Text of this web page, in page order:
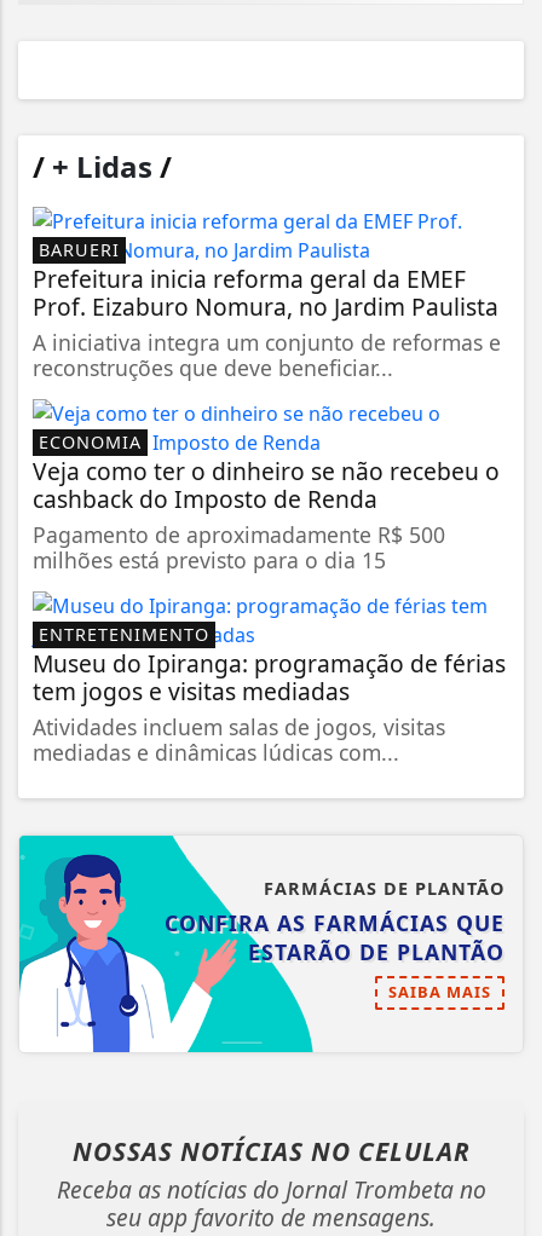
/ + Lidas /
BARUERI
Prefeitura inicia reforma geral da EMEF
Prof. Eizaburo Nomura, no Jardim Paulista
A iniciativa integra um conjunto de reformas e
reconstruções que deve beneficiar...
ECONOMIA
Veja como ter o dinheiro se não recebeu o
cashback do Imposto de Renda
Pagamento de aproximadamente R$ 500
milhões está previsto para o dia 15
ENTRETENIMENTO
Museu do Ipiranga: programação de férias
tem jogos e visitas mediadas
Atividades incluem salas de jogos, visitas
mediadas e dinâmicas lúdicas com...
FARMÁCIAS DE PLANTÃO
CONFIRA AS FARMÁCIAS QUE
ESTARÃO DE PLANTÃO
SAIBA MAIS
NOSSAS NOTÍCIAS NO CELULAR
Receba as notícias do Jornal Trombeta no
seu app favorito de mensagens.